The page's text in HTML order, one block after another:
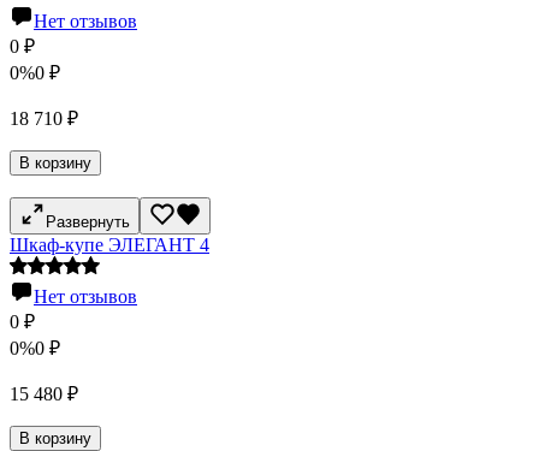
Нет отзывов
0 ₽
0%0 ₽
18 710 ₽
В корзину
Развернуть
Шкаф-купе ЭЛЕГАНТ 4
Нет отзывов
0 ₽
0%0 ₽
15 480 ₽
В корзину